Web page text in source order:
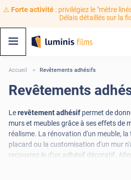
⚠️ Forte activité: privilégiez le "mètre
Délais détaillés sur la
Accueil Revêtements adhésifs
Revêtements
Lerevêtement adhésif permet de
murs et meubles grâce à ses effets de
réalisme. La rénovation d'un meuble,
placard ou la customisation d'un mur
recouvrez-le d'un adhésif décoratif.
plus belles matières particulièrement